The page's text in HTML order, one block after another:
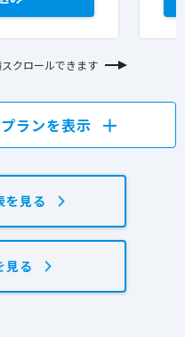
クロールできます
ランを表示
を見る
見る